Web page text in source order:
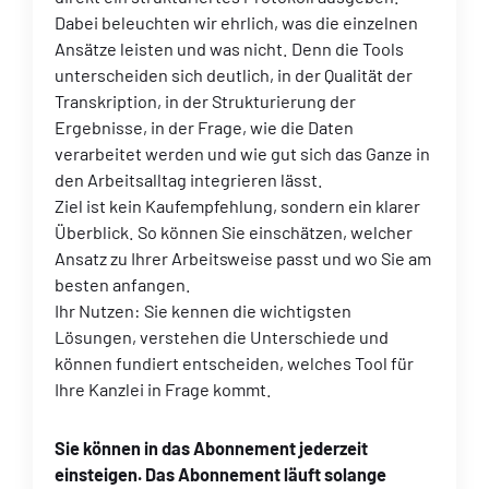
Dabei beleuchten wir ehrlich, was die einzelnen
Ansätze leisten und was nicht. Denn die Tools
unterscheiden sich deutlich, in der Qualität der
Transkription, in der Strukturierung der
Ergebnisse, in der Frage, wie die Daten
verarbeitet werden und wie gut sich das Ganze in
den Arbeitsalltag integrieren lässt.
Ziel ist kein Kaufempfehlung, sondern ein klarer
Überblick. So können Sie einschätzen, welcher
Ansatz zu Ihrer Arbeitsweise passt und wo Sie am
besten anfangen.
Ihr Nutzen: Sie kennen die wichtigsten
Lösungen, verstehen die Unterschiede und
können fundiert entscheiden, welches Tool für
Ihre Kanzlei in Frage kommt.
Sie können in das Abonnement jederzeit
einsteigen. Das Abonnement läuft solange